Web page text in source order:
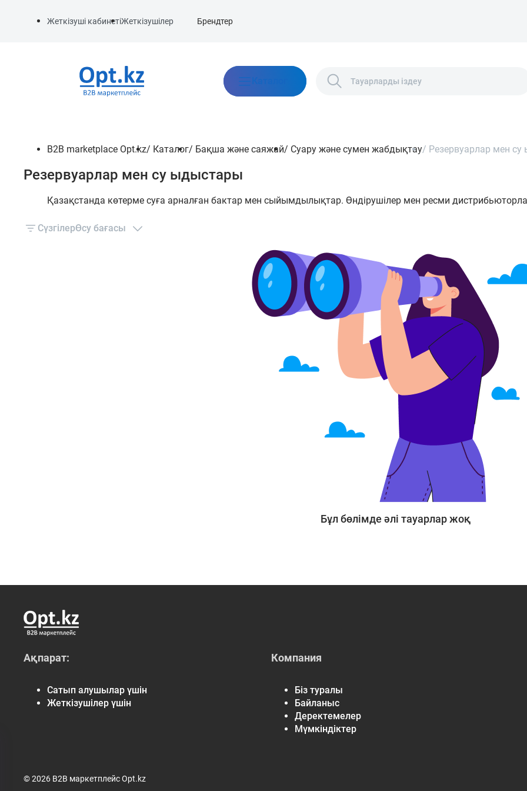
Жеткізуші кабинетіЖеткізушілер Брендтер
Каталог
B2B marketplace Opt.kz/ Каталог/ Бақша және саяжай/ Суару және сумен жабдықтау/ Резервуарлар мен
Резервуарлар мен су ыдыстары
Қазақстанда көтерме суға арналған бактар мен сыйымдылықтар. Өндірушілер мен ресми
СүзгілерӨсу бағасы
Бұл бөлімде әлі тауарлар жоқ
Ақпарат:
Сатып алушылар үшін
Жеткізушілер үшін
Компания
Біз туралы
Байланыс
Деректемелер
Мүмкіндіктер
© 2026 B2B маркетплейс Opt.kz